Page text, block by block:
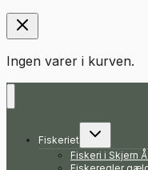
Ingen varer i kurven.
Fiskeriet
Skift
Fiskeri i Skjern